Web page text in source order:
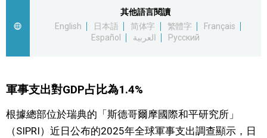
社會
財經
文化
科學技術
其他語言閱讀
English
日本語 简体字 繁體字
Français
Español
العربية Русский
軍事支出對GDP占比為1.4%
根據總部位於瑞典的「斯德哥爾摩國際和平研究所」
（SIPRI）近日公布的2025年全球軍事支出調查顯示，日